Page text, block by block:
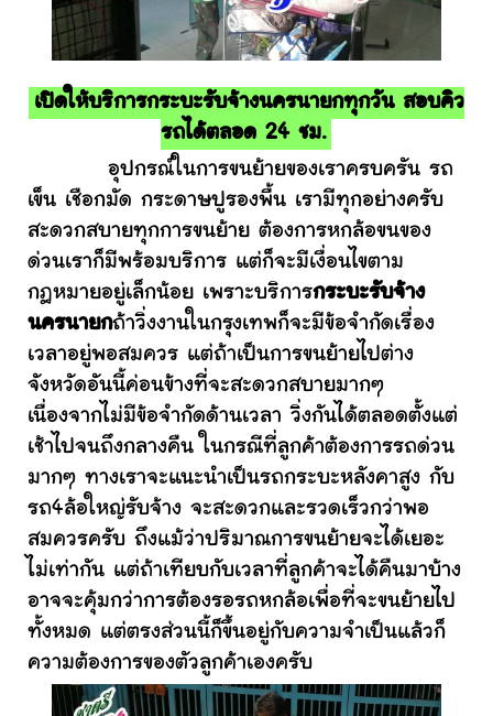
เปิดให้บริการกระบะรับจ้างนครนายกทุกวัน สอบคิว
รถได้ตลอด 24 ชม.
อุปกรณ์ในการขนย้ายของเราครบครัน รถ
เข็น เชือกมัด กระดาษปูรองพื้น เรามีทุกอย่างครับ
สะดวกสบายทุกการขนย้าย ต้องการหกล้อขนของ
ด่วนเราก็มีพร้อมบริการ แต่ก็จะมีเงื่อนไขตาม
กฎหมายอยู่เล็กน้อย เพราะบริการกระบะรับจ้าง
นครนายกถ้าวิ่งงานในกรุงเทพก็จะมีข้อจำกัดเรื่อง
เวลาอยู่พอสมควร แต่ถ้าเป็นการขนย้ายไปต่าง
จังหวัดอันนี้ค่อนข้างที่จะสะดวกสบายมากๆ
เนื่องจากไม่มีข้อจำกัดด้านเวลา วิ่งกันได้ตลอดตั้งแต่
เช้าไปจนถึงกลางคืน ในกรณีที่ลูกค้าต้องการรถด่วน
มากๆ ทางเราจะแนะนำเป็นรถกระบะหลังคาสูง กับ
รถ4ล้อใหญ่รับจ้าง จะสะดวกและรวดเร็วกว่าพอ
สมควรครับ ถึงแม้ว่าปริมาณการขนย้ายจะได้เยอะ
ไม่เท่ากัน แต่ถ้าเทียบกับเวลาที่ลูกค้าจะได้คืนมาบ้าง
อาจจะคุ้มกว่าการต้องรอรถหกล้อเพื่อที่จะขนย้ายไป
ทั้งหมด แต่ตรงส่วนนี้ก็ขึ้นอยู่กับความจำเป็นแล้วก็
ความต้องการของตัวลูกค้าเองครับ